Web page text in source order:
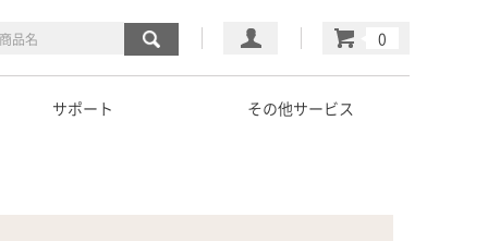
マイページ
カート
サポート その他サービス